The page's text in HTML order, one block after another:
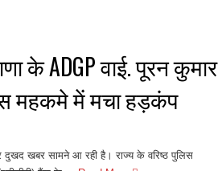
के ADGP वाई. पूरन कुमार
महकमे में मचा हड़कंप
खबर सामने आ रही है। राज्य के वरिष्ठ पुलिस